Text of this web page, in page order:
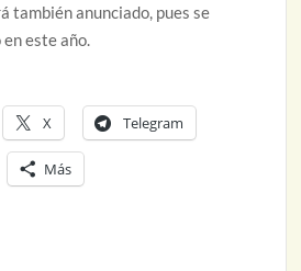
también anunciado, pues se
este año.
X Telegram
Más